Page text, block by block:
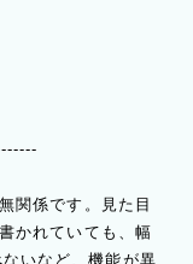
関係です。見た目
かれていても、幅
いなど、機能が異